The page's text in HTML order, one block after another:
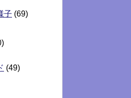
子 (69)
(49)